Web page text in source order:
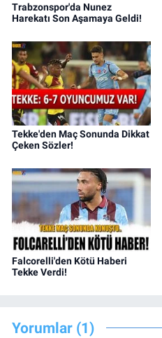
Trabzonspor'da Nunez
Harekatı Son Aşamaya Geldi!
Tekke'den Maç Sonunda Dikkat
Çeken Sözler!
Falcorelli'den Kötü Haberi
Tekke Verdi!
Yorumlar (1)